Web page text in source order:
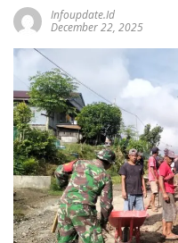
Infoupdate.id
December 22, 2025